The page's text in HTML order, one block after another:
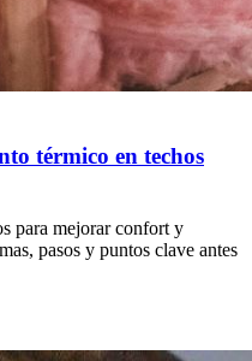
térmico en techos
para mejorar confort y
pasos y puntos clave antes